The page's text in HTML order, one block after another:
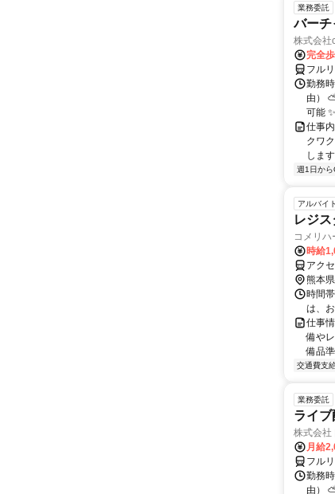
業務委託
バーチ
株式会社
完全
フル
勤務
由）
可能
仕事
クワ
し
週1日から
アルバイ
レジ
コメリ
時給
アク
熊本
時間
は、
仕事
備や
備品
交通費支
業務委託
ライ
株式会社
月給
フル
勤務
由）